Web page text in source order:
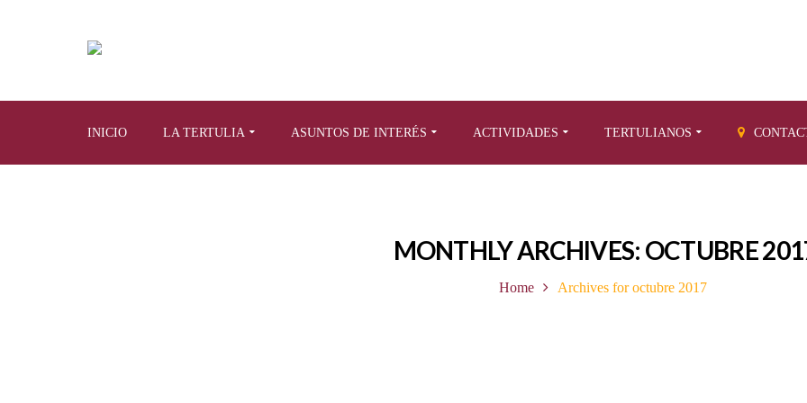
INICIO LA TERTULIA ASUNTOS DE INTERÉS ACTIVIDADES TERTULIANOS
MONTHLY ARCHIVES: OCTUBRE
Home Archives for octubre 2017